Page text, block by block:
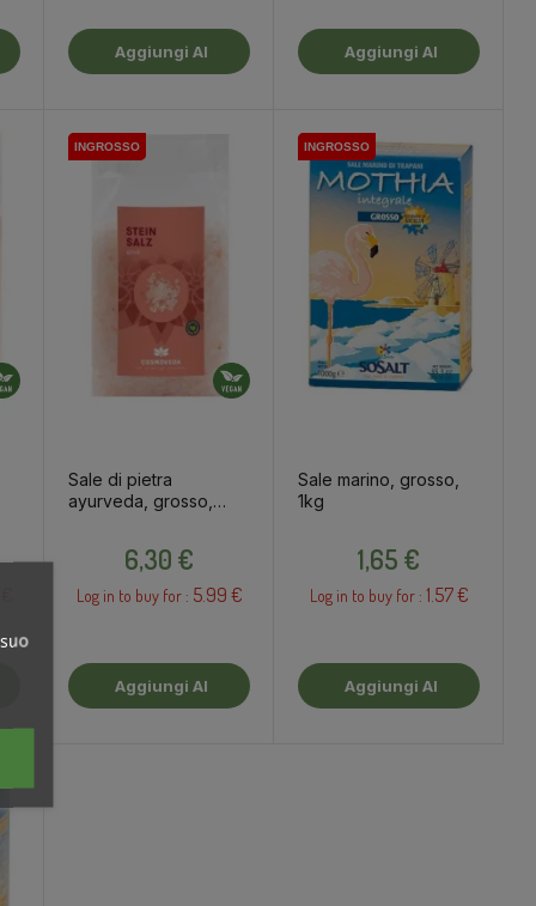
INGROSSO
INGROSSO
Sale di pietra
ayurveda, grosso,
6,30 €
Log in to buy for : 5.99 €
INGROSSO
INGROSSO
Sale marino, grosso,
1kg
1,65 €
Log in to buy for : 1.57 €